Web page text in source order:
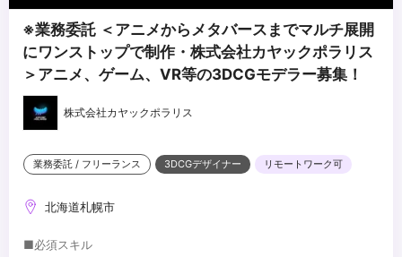
※業務委託 ＜アニメからメタバースまでマルチ展開
にワンストップで制作・株式会社カヤックポラリス
＞アニメ、ゲーム、VR等の3DCGモデラー募集！
株式会社カヤックポラリス
業務委託 / フリーランス 3DCGデザイナー リモートワーク可
北海道札幌市
■必須スキル